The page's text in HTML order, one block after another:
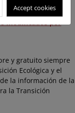
modificados por
y gratuito siempre
Ecológica y el
la información de la
la Transición
Accept cookies